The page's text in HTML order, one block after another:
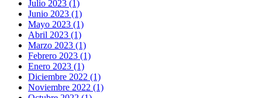
Julio 2023 (1)
Junio 2023 (1)
Mayo 2023 (1)
Abril 2023 (1)
Marzo 2023 (1)
Febrero 2023 (1)
Enero 2023 (1)
Diciembre 2022 (1)
Noviembre 2022 (1)